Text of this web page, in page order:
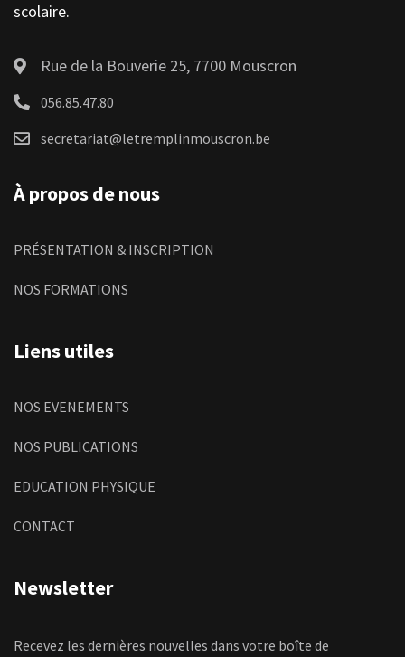
scolaire.
Rue de la Bouverie 25, 7700 Mouscron
056.85.47.80
secretariat@letremplinmouscron.be
À propos de nous
PRÉSENTATION & INSCRIPTION
NOS FORMATIONS
Liens utiles
NOS EVENEMENTS
NOS PUBLICATIONS
EDUCATION PHYSIQUE
CONTACT
Newsletter
Recevez les dernières nouvelles dans votre boîte de